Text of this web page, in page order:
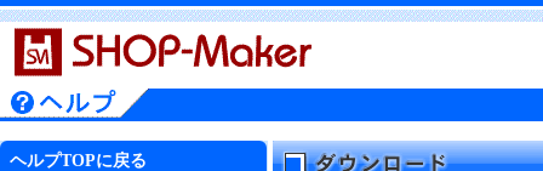
ヘルプTOPに戻る